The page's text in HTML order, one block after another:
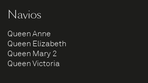
Navios
Queen Anne
Queen Elizabeth
Queen Mary 2
Queen Victoria